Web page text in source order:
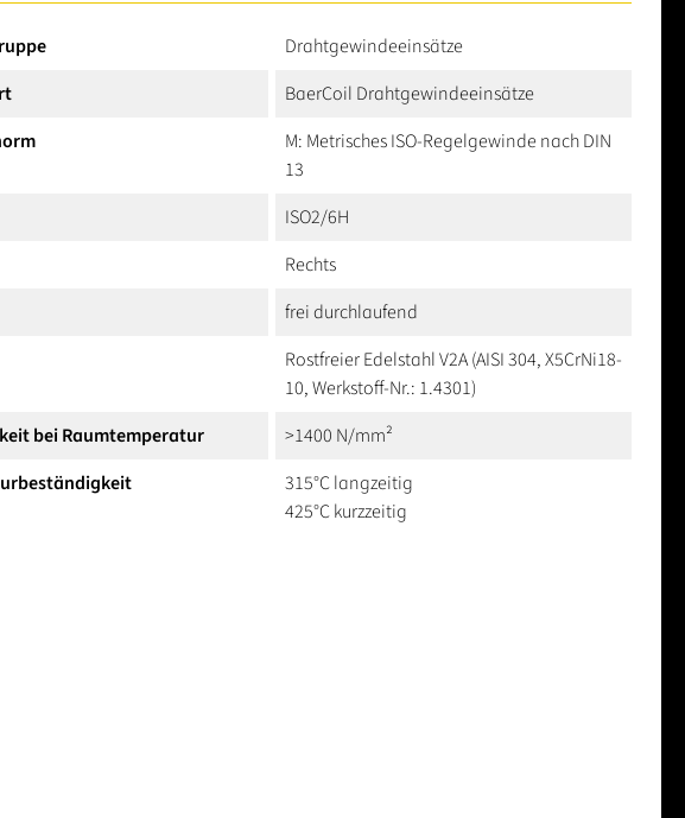
Drahtgewindeeinsätze
BaerCoil Drahtgewindeeinsätze
M: Metrisches ISO-Regelgewinde nach DIN
13
ISO2/6H
Rechts
frei durchlaufend
Rostfreier Edelstahl V2A (AISI 304, X5CrNi18-
10, Werkstoff-Nr.: 1.4301)
bei Raumtemperatur
>1400 N/mm²
315°C langzeitig
425°C kurzzeitig